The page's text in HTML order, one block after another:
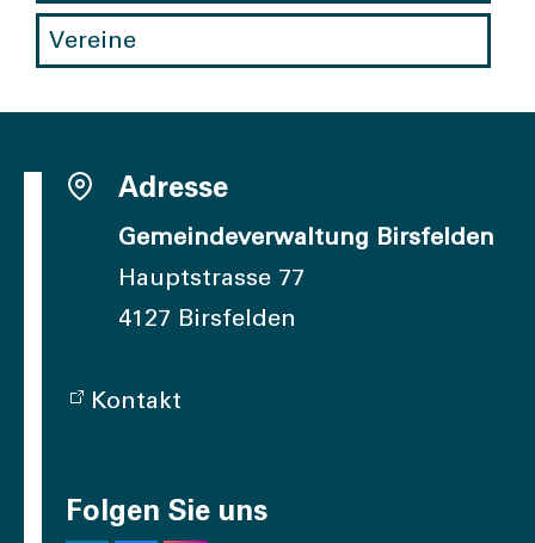
Vereine
Adresse
Gemeindeverwaltung Birsfelden
Hauptstrasse 77
4127 Birsfelden
Kontakt
Folgen Sie uns